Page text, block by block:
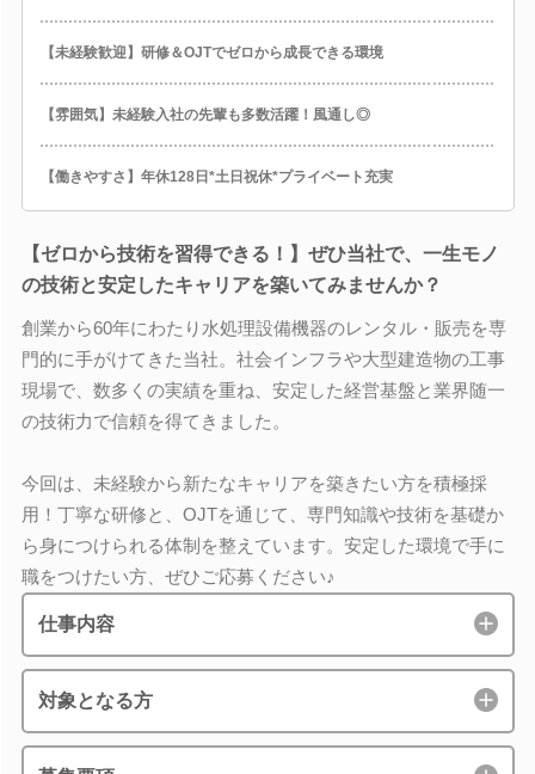
【未経験歓迎】研修＆OJTでゼロから成長できる環境
【雰囲気】未経験入社の先輩も多数活躍！風通し◎
【働きやすさ】年休128日*土日祝休*プライベート充実
【ゼロから技術を習得できる！】ぜひ当社で、一生モノ
の技術と安定したキャリアを築いてみませんか？
創業から60年にわたり水処理設備機器のレンタル・販売を専
門的に手がけてきた当社。社会インフラや大型建造物の工事
現場で、数多くの実績を重ね、安定した経営基盤と業界随一
の技術力で信頼を得てきました。
今回は、未経験から新たなキャリアを築きたい方を積極採
用！丁寧な研修と、OJTを通じて、専門知識や技術を基礎か
ら身につけられる体制を整えています。安定した環境で手に
職をつけたい方、ぜひご応募ください♪
仕事内容
対象となる方